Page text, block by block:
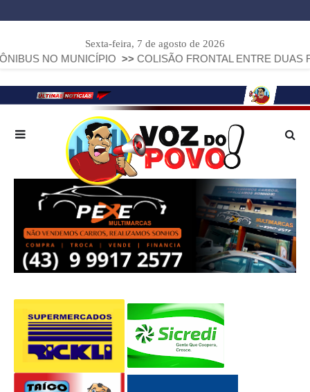
Sexta-feira, 7 de agosto de 2026
MUNICÍPIO >> COLISÃO FRONTAL ENTRE DUAS FIAT